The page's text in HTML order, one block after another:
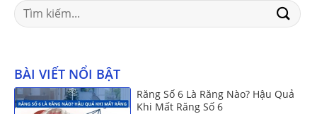
Search
for:
BÀI VIẾT NỔI BẬT
Răng Số 6 Là Răng Nào? Hậu Quả
Khi Mất Răng Số 6